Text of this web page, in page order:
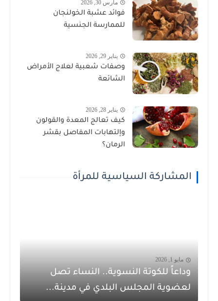
مارس 30, 2026
فوائد عشبة الخولنجان
للممارسة الجنسية
يناير 29, 2026
وصفات شعبية لعلاج الأمراض
الشائعة
يناير 28, 2026
كيف تعالج المعدة والقولون
وإلتهابات المفاصل بقشر
الرمان؟
المشاركة السياسية للمرأة
مايو 1, 2026
وداعاً للكوتة النسوية.. النساء تصل
لعضوية المجلس البلدي في مدينة...